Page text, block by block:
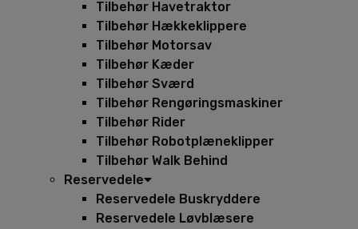
Tilbehør Havetraktor
Tilbehør Hækkeklippere
Tilbehør Motorsav
Tilbehør Kæder
Tilbehør Sværd
Tilbehør Rengøringsmaskiner
Tilbehør Rider
Tilbehør Robotplæneklipper
Tilbehør Walk Behind
Reservedele
Reservedele Buskryddere
Reservedele Løvblæsere